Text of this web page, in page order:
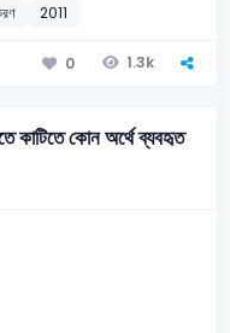
2011
0 1.3k
কাটিতে কোন অর্থে ব্যবহৃত